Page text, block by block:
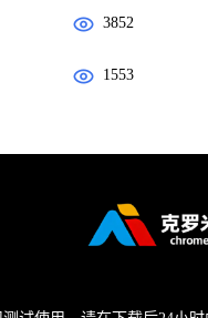
3852
1553